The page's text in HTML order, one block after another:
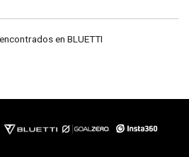
en BLUETTI